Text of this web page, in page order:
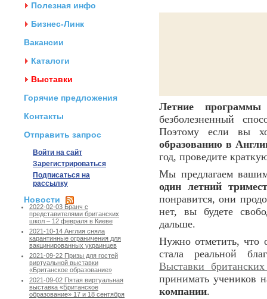
Полезная инфо
Бизнес-Линк
Вакансии
Каталоги
Выставки
Горячие предложения
Контакты
Отправить запрос
Войти на сайт
Зарегистрироваться
Подписаться на
рассылку
Новости
2022-02-03 Бранч с
представителями британских
школ – 12 февраля в Киеве
2021-10-14 Англия сняла
карантинные ограничения для
вакцинированных украинцев
2021-09-22 Призы для гостей
виртуальной выставки
«Британское образование»
2021-09-02 Пятая виртуальная
выставка «Британское
образование» 17 и 18 сентября
Летние
безболезненный
Поэтому если вы
образованию в
год, проведите
Мы предлагаем
один летний
понравится, они
нет, вы будете
дальше.
Нужно отметить, что
стала реальной
Выставки
принимать учеников
компании.